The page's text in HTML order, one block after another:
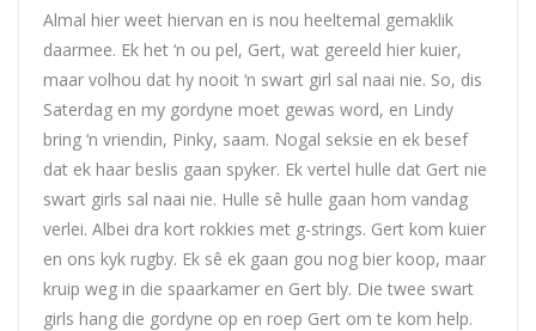
Almal hier weet hiervan en is nou heeltemal gemaklik
daarmee. Ek het ‘n ou pel, Gert, wat gereeld hier kuier,
maar volhou dat hy nooit ‘n swart girl sal naai nie. So, dis
Saterdag en my gordyne moet gewas word, en Lindy
bring ‘n vriendin, Pinky, saam. Nogal seksie en ek besef
dat ek haar beslis gaan spyker. Ek vertel hulle dat Gert nie
swart girls sal naai nie. Hulle sê hulle gaan hom vandag
verlei. Albei dra kort rokkies met g-strings. Gert kom kuier
en ons kyk rugby. Ek sê ek gaan gou nog bier koop, maar
kruip weg in die spaarkamer en Gert bly. Die twee swart
girls hang die gordyne op en roep Gert om te kom help.